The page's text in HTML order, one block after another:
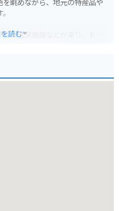
、温泉施設などがあり、ドラ
広い駐車場が完備されている
読む